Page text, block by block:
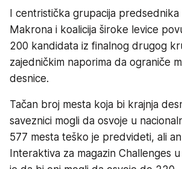
I centristička grupacija predsednika
Makrona i koalicija široke levice
200 kandidata iz finalnog drugog
zajedničkim naporima da ograniče
desnice.
Tačan broj mesta koja bi krajnja
saveznici mogli da osvoje u
577 mesta teško je predvideti, ali
Interaktiva za magazin Challenges